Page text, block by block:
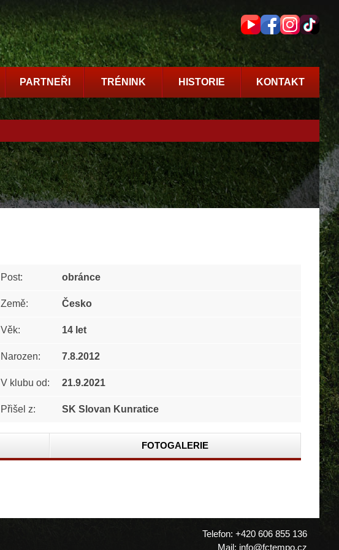
PARTNEŘI TRÉNINK HISTORIE KONTAKT
Post: obránce
Země: Česko
Věk: 14 let
Narozen: 7.8.2012
V klubu od: 21.9.2021
Přišel z: SK Slovan Kunratice
FOTOGALERIE
Telefon: +420 606 855 136
Mail: info@fctempo.cz